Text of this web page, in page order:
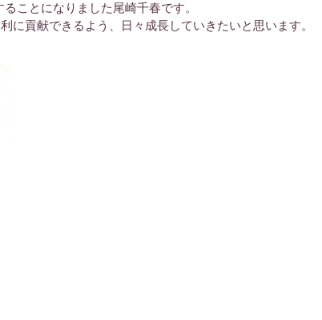
ことになりました尾崎千春です。
に貢献できるよう、日々成長していきたいと思います。